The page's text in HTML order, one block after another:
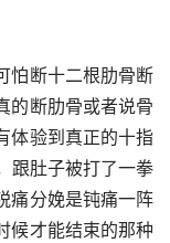
怕断十二根肋骨断
的断肋骨或者说骨
体验到真正的十指
跟肚子被打了一拳
痛分娩是钝痛一阵
候才能结束的那种